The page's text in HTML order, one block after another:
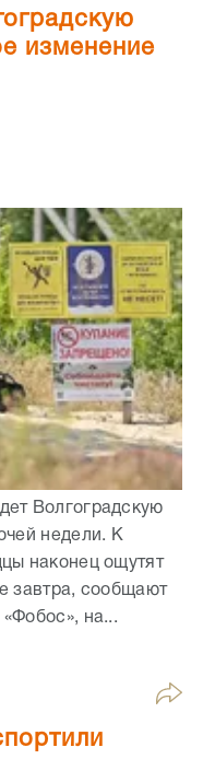
изменение
Волгоградскую
недели. К
наконец ощутят
завтра, сообщают
на...